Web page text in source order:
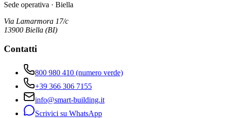
Sede operativa · Biella
Via Lamarmora 17/c
13900 Biella (BI)
Contatti
800 980 410 (numero verde)
+39 366 306 7155
info@smart-building.it
Scrivici su WhatsApp